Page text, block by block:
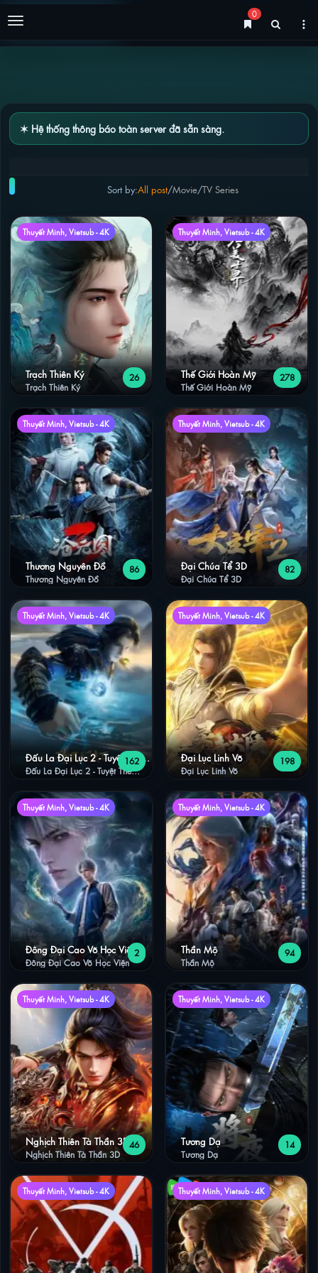
Menu
0
✶ Hệ thống thông báo toàn server đã sẵn sàng.
MỚI CẬP NHẬT Sort by:All post/Movie/TV Series
Thuyết Minh, Vietsub - 4K
26
Trạch Thiên Ký
Trạch Thiên Ký
Thuyết Minh, Vietsub - 4K
278
Thế Giới Hoàn Mỹ
Thế Giới Hoàn Mỹ
Thuyết Minh, Vietsub - 4K
86
Thương Nguyên Đồ
Thương Nguyên Đồ
Thuyết Minh, Vietsub - 4K
82
Đại Chúa Tể 3D
Đại Chúa Tể 3D
Thuyết Minh, Vietsub - 4K
162
Đấu La Đại Lục 2 - Tuyệt Thế
Đường Môn
Đấu La Đại Lục 2 - Tuyệt Thế
Thuyết Minh, Vietsub - 4K
198
Đại Lục Linh Võ
Đại Lục Linh Võ
Thuyết Minh, Vietsub - 4K
2
Đông Đại Cao Võ Học Viện
Đông Đại Cao Võ Học Viện
Thuyết Minh, Vietsub - 4K
94
Thần Mộ
Thần Mộ
Thuyết Minh, Vietsub - 4K
46
Nghịch Thiên Tà Thần 3D
Nghịch Thiên Tà Thần 3D
Thuyết Minh, Vietsub - 4K
14
Tương Dạ
Tương Dạ
Thuyết Minh, Vietsub - 4K Thuyết Minh, Vietsub - 4K